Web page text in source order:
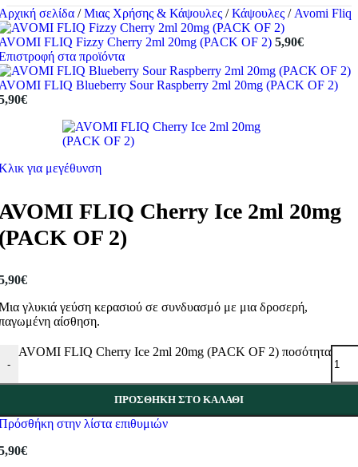
σελίδα / Μιας Χρήσης & Κάψουλες / Κάψουλες / Avomi Fliq
FLIQ Fizzy Cherry 2ml 20mg (PACK OF 2) 5,90€
στα προϊόντα
FLIQ Blueberry Sour Raspberry 2ml 20mg (PACK OF 2)
€
για μεγέθυνση
FLIQ Cherry Ice 2ml 20mg
OF 2)
€
γλυκιά γεύση κερασιού σε συνδυασμό με μια δροσερή,
αίσθηση.
-
AVOMI FLIQ Cherry Ice 2ml 20mg (PACK OF 2) ποσότητα
ΠΡΟΣΘΉΚΗ ΣΤΟ ΚΑΛΆΘΙ
στην λίστα επιθυμιών
€